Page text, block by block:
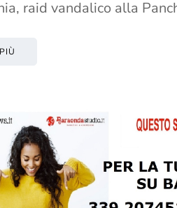
raid vandalico alla